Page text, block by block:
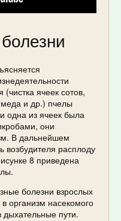
ячеек сотов,
и др.) пчелы
одна из ячеек была
они
В дальнейшем
возбудителя расплоду
8 приведена
болезни взрослых
организм насекомого
дыхательные пути.